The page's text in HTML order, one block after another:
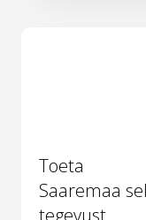
Toeta
Saaremaa
tegevust